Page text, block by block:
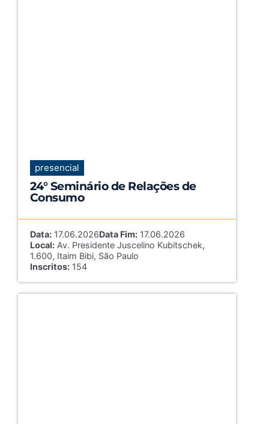
presencial
24° Seminário de Relações de
Consumo
Data:17.06.2026Data Fim:17.06.2026
Local:Av. Presidente Juscelino Kubitschek,
1.600, Itaim Bibi, São Paulo
Inscritos:154